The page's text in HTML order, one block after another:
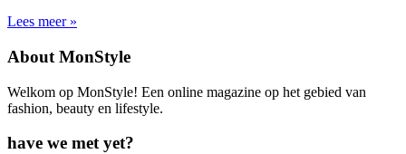
Lees meer »
About MonStyle
Welkom op MonStyle! Een online magazine op het gebied van
fashion, beauty en lifestyle.
have we met yet?